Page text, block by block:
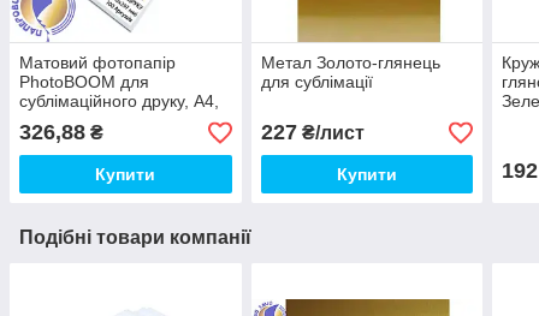
Матовий фотопапір
PhotoBOOM для
сублімаційного друку, А4,
100 г/м2, 100 аркушів
326,88 ₴
Купити
Метал Золото-глянець
для сублімації
227₴/лист
Купити
Подібні товари компанії